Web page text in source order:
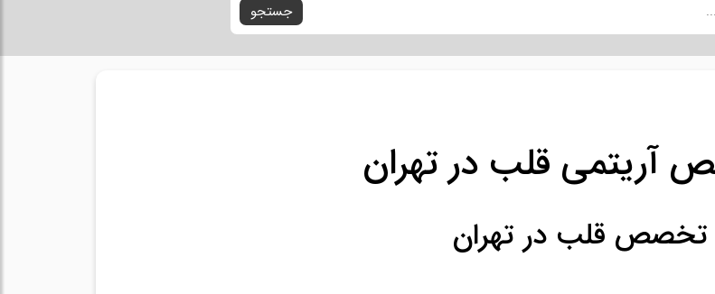
جستجو
آریتمی قلب در تهران
تخصص قلب در تهران